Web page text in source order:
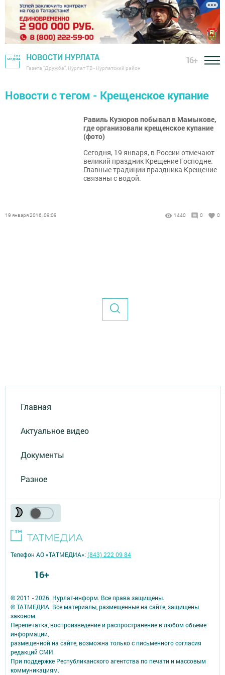
НОВОСТИ НУРЛАТА
Газета "Дружба", Нурлат ТВ - Нурлатский район
16+
Новости с тегом - Крещенское купание
Равиль Кузюров побывал в Мамыкове,
где организовали крещенское купание
(фото)
Сегодня, 19 января, в России отмечают
великий праздник Крещение Господне.
Главные традиции праздника Крещение
связаны с водой.
19 января 2016, 09:09 1440 0 0
Главная
Актуальное видео
Документы
Разное
© 2011 - 2026. Нурлат-⁠информ. Все права защищены.
© ТАТМЕДИА. Все материалы, размещенные на сайте, защищены
законом.
Перепечатка, воспроизведение и распространение в любом объеме
информации,
размещенной на сайте, возможна только с письменного согласия
редакций СМИ.
При поддержке Республиканского агентства по печати и массовым
коммуникациям.
Телефон АО «ТАТМЕДИА»:(843) 222 09 84
16+